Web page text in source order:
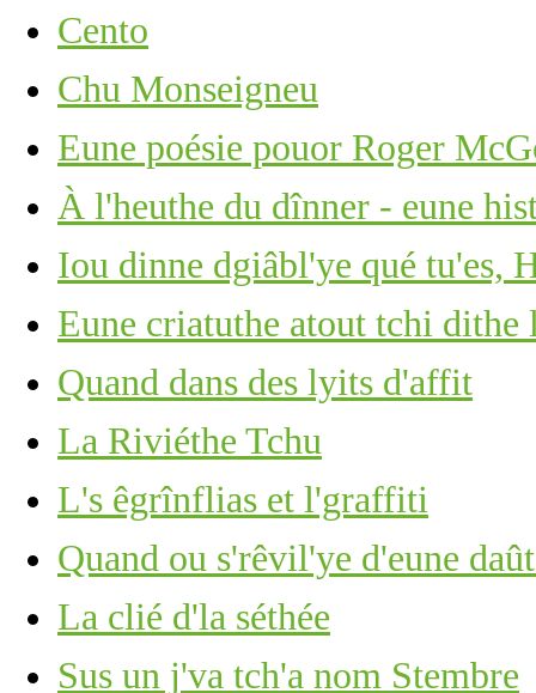
Cento
Chu Monseigneu
Eune poésie pouor Roger
À l'heuthe du dînner - eune
Iou dinne dgiâbl'ye qué tu'es,
Eune criatuthe atout tchi dithe
Quand dans des lyits d'affit
La Riviéthe Tchu
L's êgrînflias et l'graffiti
Quand ou s'rêvil'ye d'eune
La clié d'la séthée
Sus un j'va tch'a nom Stembre